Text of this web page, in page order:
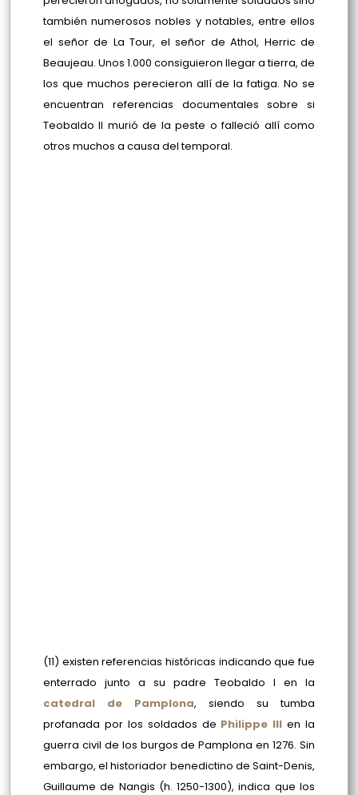
también numerosos nobles y notables, entre ellos
el señor de La Tour, el señor de Athol, Herric de
Beaujeau. Unos 1.000 consiguieron llegar a tierra, de
los que muchos perecieron allí de la fatiga. No se
encuentran referencias documentales sobre si
Teobaldo II murió de la peste o falleció allí como
otros muchos a causa del temporal.
(11) existen referencias históricas indicando que fue
enterrado junto a su padre Teobaldo I en la
catedral de Pamplona, siendo su tumba
profanada por los soldados de Philippe III en la
guerra civil de los burgos de Pamplona en 1276. Sin
embargo, el historiador benedictino de Saint-Denis,
Guillaume de Nangis (h. 1250-1300), indica que los